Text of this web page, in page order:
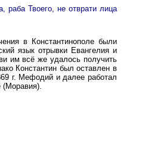
раба Твоего, не отврати лица
в Константинополе были
язык отрывки Евангелия и
им всё же удалось получить
Константин был оставлен в
г. Мефодий и далее работал
(Моравия).